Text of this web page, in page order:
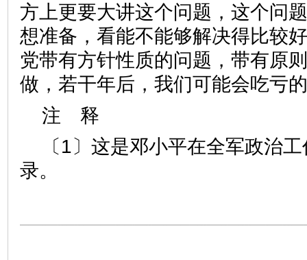
方上更要大讲这个问题，这个问
想准备，看能不能够解决得比较
党带有方针性质的问题，带有原
做，若干年后，我们可能会吃亏
注 释
〔1〕这是邓小平在全军政治
录。